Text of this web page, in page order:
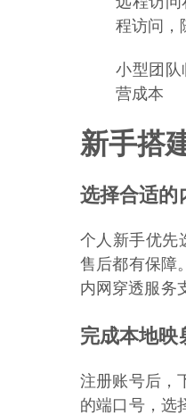
程访问，
小型团队
营成本
新手搭
选择合适的
个人新手优先
售后都有保障
内网穿透服务
完成本地映
注册账号后，
的端口号，选